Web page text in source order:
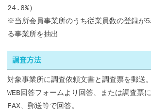
24.8%）
※当所会員事業所のうち従業員数の登録が
る事業所を抽出
調査方法
対象事業所に調査依頼文書と調査票を郵送。
WEB回答フォームより回答、または調査票
FAX、郵送等で回答。